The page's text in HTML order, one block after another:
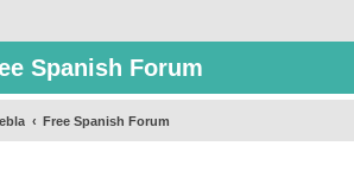
Spanish Forum
Free Spanish Forum